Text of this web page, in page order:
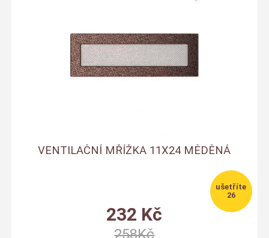
VENTILAČNÍ MŘÍŽKA 11X24 MĚDĚNÁ
232 Kč
26
258Kč